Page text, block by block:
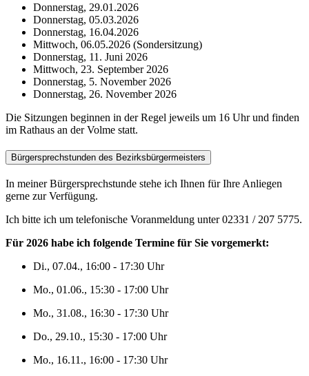
Donnerstag, 29.01.2026
Donnerstag, 05.03.2026
Donnerstag, 16.04.2026
Mittwoch, 06.05.2026 (Sondersitzung)
Donnerstag, 11. Juni 2026
Mittwoch, 23. September 2026
Donnerstag, 5. November 2026
Donnerstag, 26. November 2026
Die Sitzungen beginnen in der Regel jeweils um 16 Uhr und finden
im Rathaus an der Volme statt.
Bürgersprechstunden des Bezirksbürgermeisters
In meiner Bürgersprechstunde stehe ich Ihnen für Ihre Anliegen
gerne zur Verfügung.
Ich bitte ich um telefonische Voranmeldung unter 02331 / 207 5775.
Für 2026 habe ich folgende Termine für Sie vorgemerkt:
Di., 07.04., 16:00 - 17:30 Uhr
Mo., 01.06., 15:30 - 17:00 Uhr
Mo., 31.08., 16:30 - 17:30 Uhr
Do., 29.10., 15:30 - 17:00 Uhr
Mo., 16.11., 16:00 - 17:30 Uhr